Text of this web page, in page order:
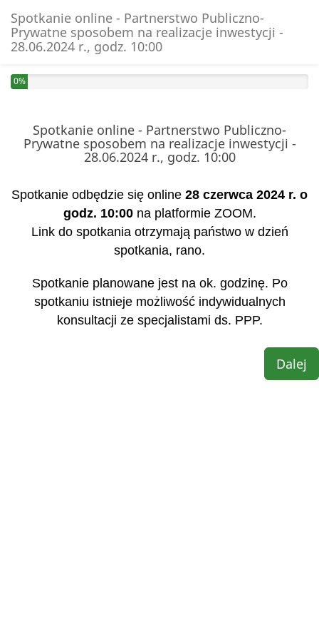
Spotkanie online - Partnerstwo Publiczno-
Prywatne sposobem na realizacje inwestycji -
28.06.2024 r., godz. 10:00
0%
Spotkanie online - Partnerstwo Publiczno-
Prywatne sposobem na realizacje inwestycji -
28.06.2024 r., godz. 10:00
Spotkanie odbędzie się online 28 czerwca 2024 r. o
godz. 10:00na platformie ZOOM.
Link do spotkania otrzymają państwo w dzień
spotkania, rano.
Spotkanie planowane jest na ok. godzinę. Po
spotkaniu istnieje możliwość indywidualnych
konsultacji ze specjalistami ds. PPP.
Dalej